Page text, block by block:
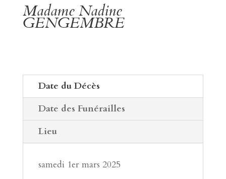
Madame Nadine
GENGEMBRE
Date du Décès
Date des Funérailles
Lieu
samedi 1er mars 2025